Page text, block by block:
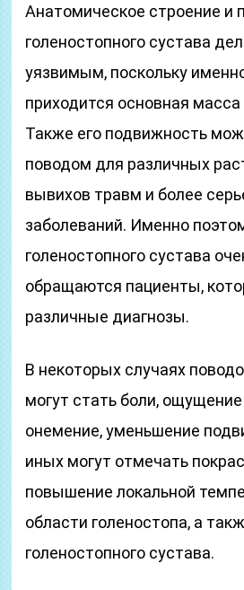
Анатомическое строение и
голеностопного сустава
уязвимым, поскольку
приходится основная масса
Также его подвижность
поводом для различных
вывихов травм и более
заболеваний. Именно
голеностопного сустава
обращаются пациенты,
различные диагнозы.
В некоторых случаях
могут стать боли, ощущение
онемение, уменьшение
иных могут отмечать
повышение локальной
области голеностопа, а
голеностопного сустава.